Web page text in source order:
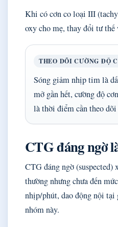
Khi có cơn co loại III
oxy cho mẹ, thay đổi tư
THEO DÕI CƯỜNG ĐỘ
Sóng giảm nhịp tim là
mở gần hết, cường độ
là thời điểm cần theo dõi
CTG đáng ngờ
CTG đáng ngờ
thường nhưng chưa đến
nhịp/phút, dao động nội
nhóm này.